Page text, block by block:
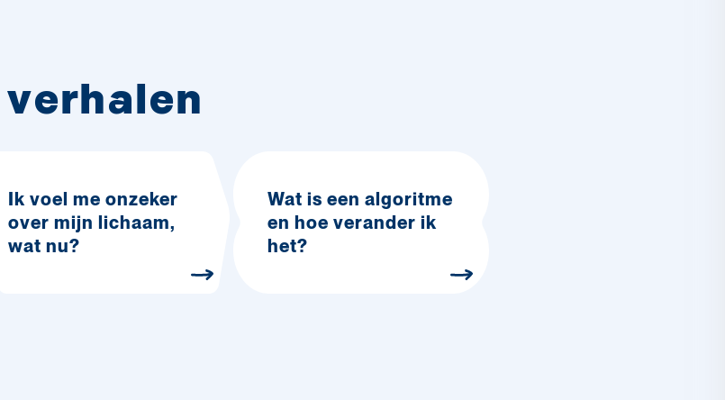
Ik voel me onzeker
over mijn lichaam,
wat nu?
Wat is een algoritme
en hoe verander ik
het?